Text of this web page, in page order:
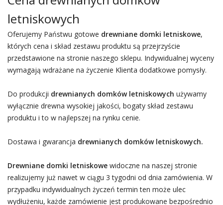
letniskowych
Oferujemy Państwu gotowe drewniane domki letniskowe,
których cena i skład zestawu produktu są przejrzyście
przedstawione na stronie naszego sklepu. Indywidualnej wyceny
wymagają wdrażane na życzenie Klienta dodatkowe pomysły.
Do produkcji drewnianych domków letniskowych używamy
wyłącznie drewna wysokiej jakości, bogaty skład zestawu
produktu i to w najlepszej na rynku cenie.
Dostawa i gwarancja drewnianych domków letniskowych.
Drewniane domki letniskowe widoczne na naszej stronie
realizujemy już nawet w ciągu 3 tygodni od dnia zamówienia. W
przypadku indywidualnych życzeń termin ten może ulec
wydłużeniu, każde zamówienie jest produkowane bezpośrednio